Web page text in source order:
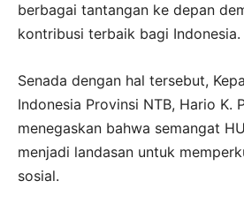
berbagai tantangan ke depan
kontribusi terbaik bagi Indonesia.
Senada dengan hal tersebut,
Indonesia Provinsi NTB, Hario K.
menegaskan bahwa semangat
menjadi landasan untuk
sosial.